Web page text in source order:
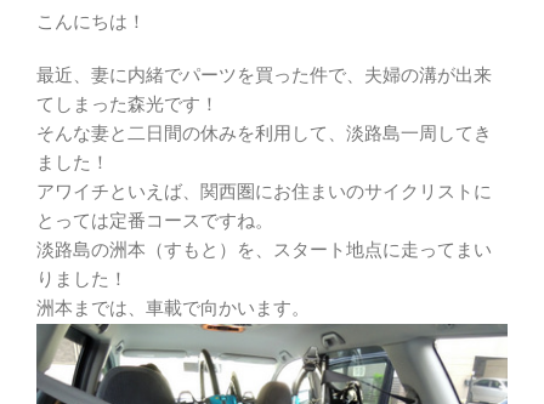
こんにちは！
最近、妻に内緒でパーツを買った件で、夫婦の溝が出来
てしまった森光です！
そんな妻と二日間の休みを利用して、淡路島一周してき
ました！
アワイチといえば、関西圏にお住まいのサイクリストに
とっては定番コースですね。
淡路島の洲本（すもと）を、スタート地点に走ってまい
りました！
洲本までは、車載で向かいます。